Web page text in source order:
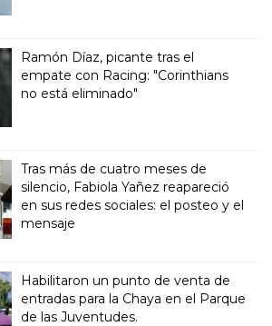
Ramón Díaz, picante tras el
empate con Racing: "Corinthians
no está eliminado"
Tras más de cuatro meses de
silencio, Fabiola Yañez reapareció
en sus redes sociales: el posteo y el
mensaje
Habilitaron un punto de venta de
entradas para la Chaya en el Parque
de las Juventudes.